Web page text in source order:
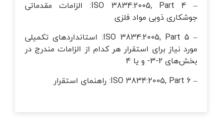
– ISO 3834:2005, Part 4: الزامات مقدماتی
جوشکاری ذوبی مواد فلزی
– ISO 3834:2005, Part 5: استانداردهای تکمیلی
مورد نیاز برای استقرار هر کدام از الزامات مندرج در
بخش‌های 2-3- و یا 4
– ISO 3834:2005, Part 6: راهنمای استقرار